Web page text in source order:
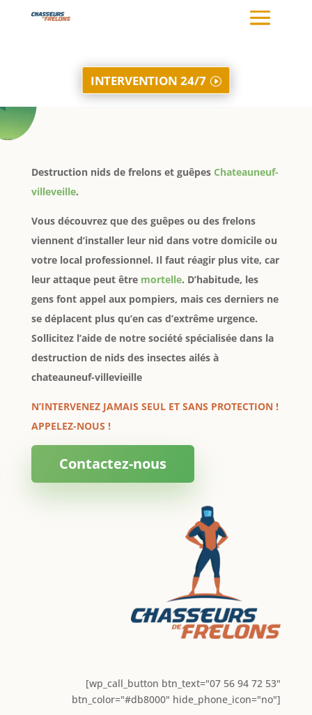
INTERVENTION 24/7
Destruction nids de frelons et guêpes Chateauneuf-
villeveille.
Vous découvrez que des guêpes ou des frelons
viennent d’installer leur nid dans votre domicile ou
votre local professionnel. Il faut réagir plus vite, car
leur attaque peut être mortelle. D’habitude, les
gens font appel aux pompiers, mais ces derniers ne
se déplacent plus qu’en cas d’extrême urgence.
Sollicitez l’aide de notre société spécialisée dans la
destruction de nids des insectes ailés à
chateauneuf-villevieille
N’INTERVENEZ JAMAIS SEUL ET SANS PROTECTION !
APPELEZ-NOUS !
Contactez-nous
[wp_call_button btn_text="07 56 94 72 53"
btn_color="#db8000" hide_phone_icon="no"]